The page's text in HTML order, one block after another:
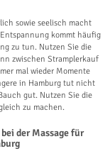
sowie seelisch macht
kommt häufig
zu tun. Nutzen Sie die
zwischen Stramplerkauf
mal wieder Momente
in Hamburg tut nicht
gut. Nutzen Sie die
zu machen.
der Massage für